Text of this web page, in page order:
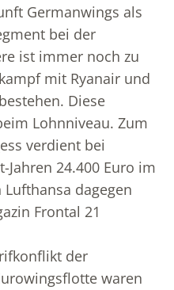
Germanwings als
bei der
ist immer noch zu
mit Ryanair und
Diese
Lohnniveau. Zum
verdient bei
Jahren 24.400 Euro im
dagegen
Frontal 21
der
waren